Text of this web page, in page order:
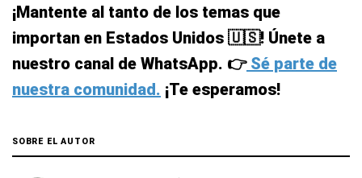
¡Mantente al tanto de los temas que
importan en Estados Unidos 🇺🇸! Únete a
nuestro canal de WhatsApp. 👉Sé parte de
nuestra comunidad. ¡Te esperamos!
SOBRE EL AUTOR